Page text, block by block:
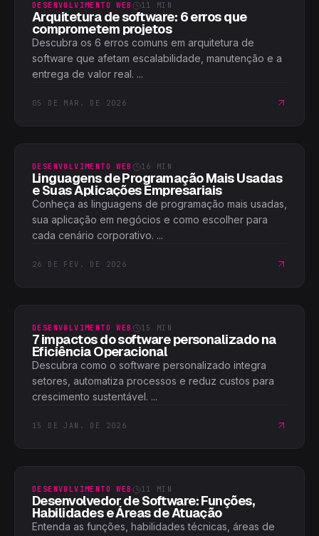
DESENVOLVIMENTO WEB 11 MIN
Arquitetura de software: 6 erros que
comprometem projetos
Descubra os 6 erros comuns em arquitetura de
software que afetam escalabilidade, manutenção e a
entrega de valor real. ...
05 DE MAR. DE 2026
DESENVOLVIMENTO WEB 16 MIN
Linguagens de Programação Mais Usadas
e Suas Aplicações Empresariais
Conheça as linguagens de programação mais usadas,
sua aplicação em negócios e como escolher para
cada cenário corporativo. ...
26 DE FEV. DE 2026
DESENVOLVIMENTO WEB 15 MIN
7 impactos do software personalizado na
Eficiência Operacional
Descubra como o software personalizado integra
setores, automatiza processos e reduz custos para
crescimento sustentável. ...
15 DE JAN. DE 2026
DESENVOLVIMENTO WEB 11 MIN
Desenvolvedor de Software: Funções,
Habilidades e Áreas de Atuação
Entenda as funções, habilidades técnicas, áreas de